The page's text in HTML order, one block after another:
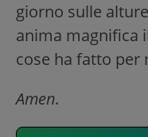
giorno sulle
anima magnifica
cose ha fatto per
Amen.